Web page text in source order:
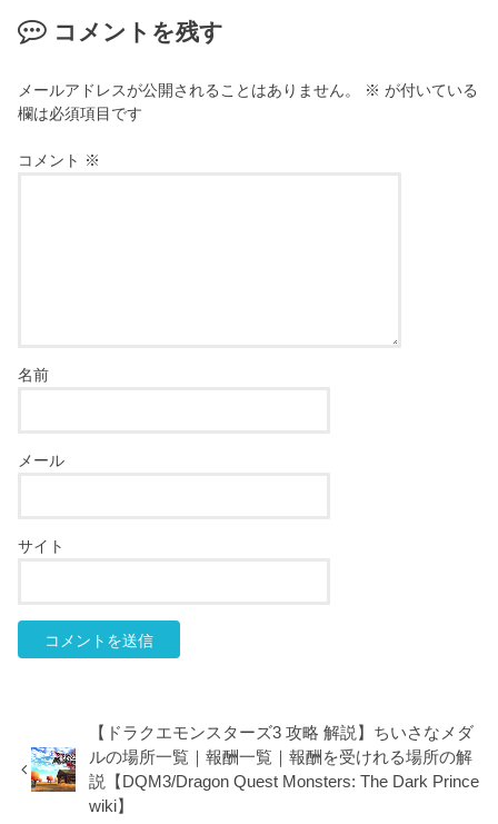
コメントを残す
メールアドレスが公開されることはありません。 ※ が付いている
欄は必須項目です
コメント ※
名前
メール
サイト
【ドラクエモンスターズ3 攻略 解説】ちいさなメダ
ルの場所一覧｜報酬一覧｜報酬を受けれる場所の解
説【DQM3/Dragon Quest Monsters: The Dark Prince
wiki】